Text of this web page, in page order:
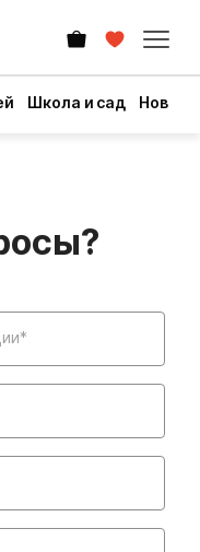
Школа и сад Новый